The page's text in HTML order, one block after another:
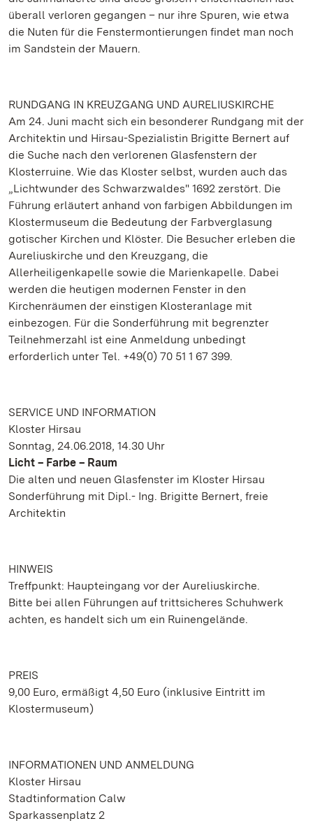
überall verloren gegangen – nur ihre Spuren, wie etwa
die Nuten für die Fenstermontierungen findet man noch
im Sandstein der Mauern.
RUNDGANG IN KREUZGANG UND AURELIUSKIRCHE
Am 24. Juni macht sich ein besonderer Rundgang mit der
Architektin und Hirsau-Spezialistin Brigitte Bernert auf
die Suche nach den verlorenen Glasfenstern der
Klosterruine. Wie das Kloster selbst, wurden auch das
„Lichtwunder des Schwarzwaldes" 1692 zerstört. Die
Führung erläutert anhand von farbigen Abbildungen im
Klostermuseum die Bedeutung der Farbverglasung
gotischer Kirchen und Klöster. Die Besucher erleben die
Aureliuskirche und den Kreuzgang, die
Allerheiligenkapelle sowie die Marienkapelle. Dabei
werden die heutigen modernen Fenster in den
Kirchenräumen der einstigen Klosteranlage mit
einbezogen. Für die Sonderführung mit begrenzter
Teilnehmerzahl ist eine Anmeldung unbedingt
erforderlich unter Tel. +49(0) 70 51 1 67 399.
SERVICE UND INFORMATION
Kloster Hirsau
Sonntag, 24.06.2018, 14.30 Uhr
Licht – Farbe – Raum
Die alten und neuen Glasfenster im Kloster Hirsau
Sonderführung mit Dipl.- Ing. Brigitte Bernert, freie
Architektin
HINWEIS
Treffpunkt: Haupteingang vor der Aureliuskirche.
Bitte bei allen Führungen auf trittsicheres Schuhwerk
achten, es handelt sich um ein Ruinengelände.
PREIS
9,00 Euro, ermäßigt 4,50 Euro (inklusive Eintritt im
Klostermuseum)
INFORMATIONEN UND ANMELDUNG
Kloster Hirsau
Stadtinformation Calw
Sparkassenplatz 2